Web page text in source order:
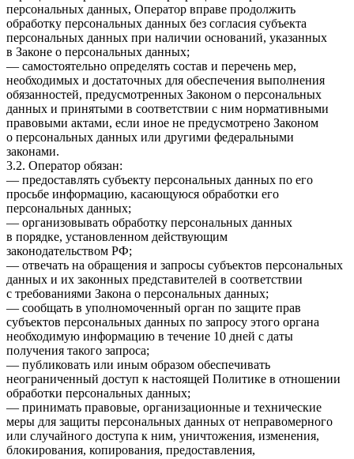
персональных данных, Оператор вправе продолжить
обработку персональных данных без согласия субъекта
персональных данных при наличии оснований, указанных
в Законе о персональных данных;
— самостоятельно определять состав и перечень мер,
необходимых и достаточных для обеспечения выполнения
обязанностей, предусмотренных Законом о персональных
данных и принятыми в соответствии с ним нормативными
правовыми актами, если иное не предусмотрено Законом
о персональных данных или другими федеральными
законами.
3.2. Оператор обязан:
— предоставлять субъекту персональных данных по его
просьбе информацию, касающуюся обработки его
персональных данных;
— организовывать обработку персональных данных
в порядке, установленном действующим
законодательством РФ;
— отвечать на обращения и запросы субъектов персональных
данных и их законных представителей в соответствии
с требованиями Закона о персональных данных;
— сообщать в уполномоченный орган по защите прав
субъектов персональных данных по запросу этого органа
необходимую информацию в течение 10 дней с даты
получения такого запроса;
— публиковать или иным образом обеспечивать
неограниченный доступ к настоящей Политике в отношении
обработки персональных данных;
— принимать правовые, организационные и технические
меры для защиты персональных данных от неправомерного
или случайного доступа к ним, уничтожения, изменения,
блокирования, копирования, предоставления,